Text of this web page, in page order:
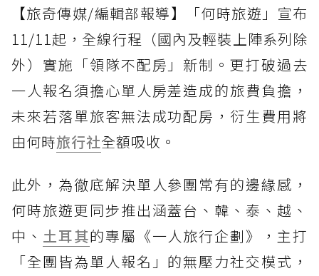
【旅奇傳媒/編輯部報導】「何時旅遊」宣布
11/11起，全線行程（國內及輕裝上陣系列除
外）實施「領隊不配房」新制。更打破過去
一人報名須擔心單人房差造成的旅費負擔，
未來若落單旅客無法成功配房，衍生費用將
由何時旅行社全額吸收。
此外，為徹底解決單人參團常有的邊緣感，
何時旅遊更同步推出涵蓋台、韓、泰、越、
中、 土耳其的專屬《一人旅行企劃》，主打
「全團皆為單人報名」的無壓力社交模式，